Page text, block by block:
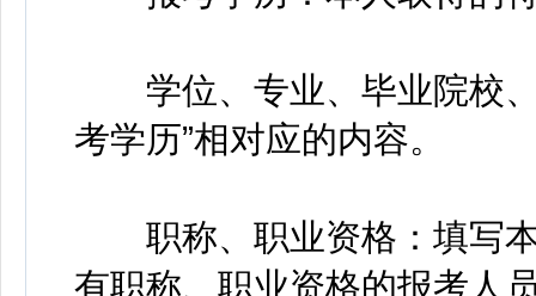
学位、专业、毕业院校、
考学历”相对应的内容。
职称、职业资格：填写本
有职称、职业资格的报考人